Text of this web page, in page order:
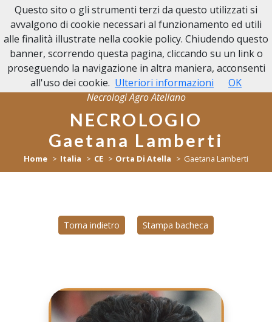
NECROLOGI
AGRO ATELLANO
Necrologi Agro Atellano
NECROLOGIO
Gaetana Lamberti
Home Italia CE Orta Di Atella Gaetana Lamberti
Torna indietro Stampa bacheca
Questo sito o gli strumenti terzi da questo utilizzati si
avvalgono di cookie necessari al funzionamento ed utili
alle finalità illustrate nella cookie policy. Chiudendo questo
banner, scorrendo questa pagina, cliccando su un link o
proseguendo la navigazione in altra maniera, acconsenti
all'uso dei cookie. Ulteriori informazioni OK